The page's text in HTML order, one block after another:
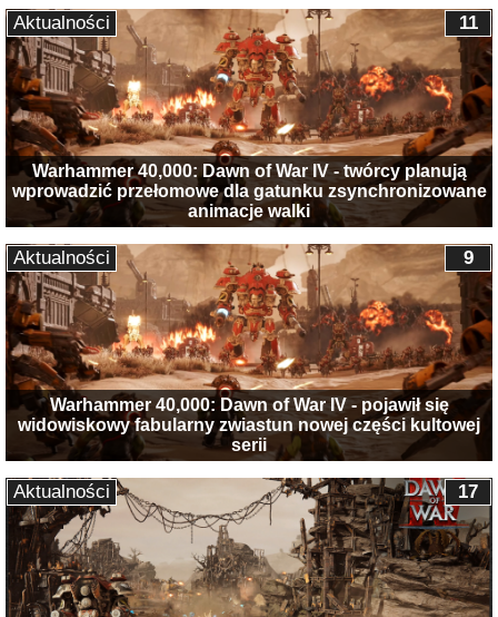
Warhammer 40,000: Dawn of War IV - twórcy planują
wprowadzić przełomowe dla gatunku zsynchronizowane
animacje walki
11
Aktualności
Warhammer 40,000: Dawn of War IV - pojawił się
widowiskowy fabularny zwiastun nowej części kultowej
serii
9
Aktualności
17
Aktualności